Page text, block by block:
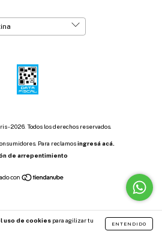
uso de cookies para agilizar tu
ENTENDIDO
- 2026. Todos los derechos reservados.
Para reclamosingresá acá.
de arrepentimiento